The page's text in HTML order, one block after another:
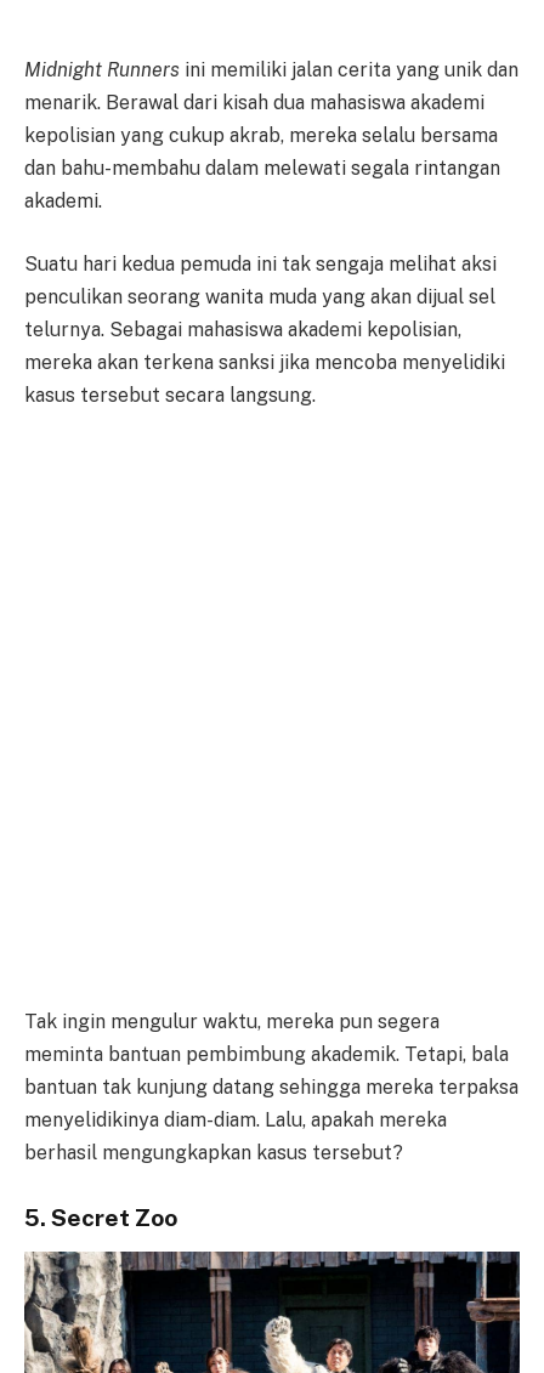
Midnight Runners ini memiliki jalan cerita yang unik dan
menarik. Berawal dari kisah dua mahasiswa akademi
kepolisian yang cukup akrab, mereka selalu bersama
dan bahu-membahu dalam melewati segala rintangan
akademi.
Suatu hari kedua pemuda ini tak sengaja melihat aksi
penculikan seorang wanita muda yang akan dijual sel
telurnya. Sebagai mahasiswa akademi kepolisian,
mereka akan terkena sanksi jika mencoba menyelidiki
kasus tersebut secara langsung.
Tak ingin mengulur waktu, mereka pun segera
meminta bantuan pembimbung akademik. Tetapi, bala
bantuan tak kunjung datang sehingga mereka terpaksa
menyelidikinya diam-diam. Lalu, apakah mereka
berhasil mengungkapkan kasus tersebut?
5. Secret Zoo